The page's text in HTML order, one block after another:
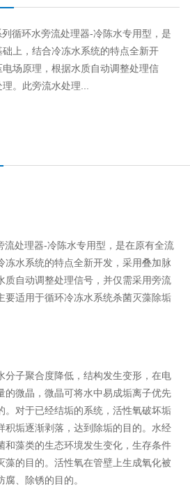
循环水旁流处理器-冷陈水专用型，是
上，结合冷冻水系统的特点全新开
场原理，根据水质自动调整处理信
。此旁流水处理...
流处理器-冷陈水专用型，是在原有全流
冻水系统的特点全新开发，采用叠加脉
质自动调整处理信号，并仅需采用旁流
要适用于循环冷冻水系统杀菌灭藻除垢
分子聚合度降低，结构发生变形，在电
的微晶，微晶可将水中易成垢离子优先
。对于已经结垢的系统，活性氧破坏垢
积垢逐渐剥落，达到除垢的目的。水经
和藻类的生态环境发生变化，生存条件
藻的目的。活性氧在管壁上生成氧化被
、除锈的目的。